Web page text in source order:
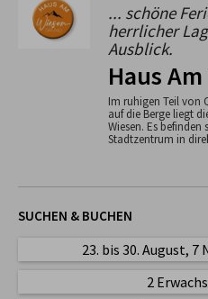
... schöne
herrlicher
Ausblick.
Haus
Im ruhigen Teil von
auf die Berge liegt
Wiesen. Es
Stadtzentrum in
SUCHEN & BUCHEN
23. bis 30. August, 7
2